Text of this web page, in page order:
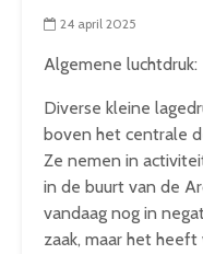
24 april 2025
Algemene luchtdruk:
Diverse kleine
boven het centrale
Ze nemen in
in de buurt van de
vandaag nog in
zaak, maar het